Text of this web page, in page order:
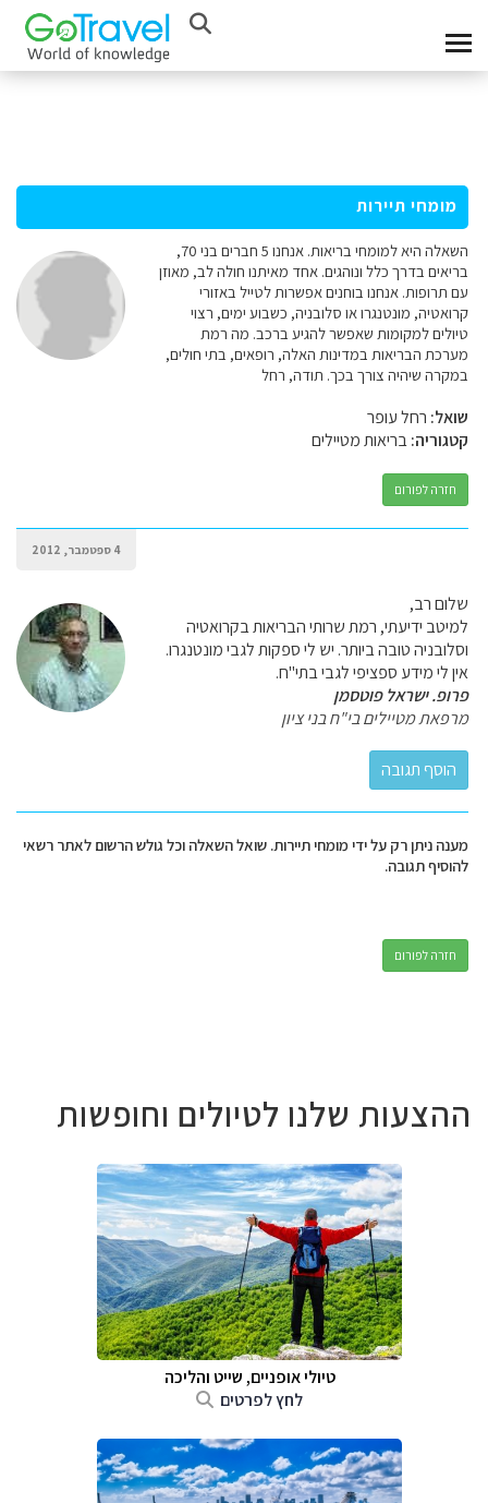
מומחי תיירות
השאלה היא למומחי בריאות. אנחנו 5 חברים בני 70,
בריאים בדרך כלל ונוהגים. אחד מאיתנו חולה לב, מאוזן
עם תרופות. אנחנו בוחנים אפשרות לטייל באזורי
קרואטיה, מונטנגרו או סלובניה, כשבוע ימים, רצוי
טיולים למקומות שאפשר להגיע ברכב. מה רמת
מערכת הבריאות במדינות האלה, רופאים, בתי חולים,
במקרה שיהיה צורך בכך. תודה, רחל
שואל: רחל עופר
קטגוריה:בריאות מטיילים
חזרה לפורום
4 ספטמבר, 2012
שלום רב,
למיטב ידיעתי, רמת שרותי הבריאות בקרואטיה
וסלובניה טובה ביותר. יש לי ספקות לגבי מונטנגרו.
אין לי מידע ספציפי לגבי בתי"ח.
פרופ. ישראל פוטסמן
מרפאת מטיילים בי"ח בני ציון
מענה ניתן רק על ידי מומחי תיירות. שואל השאלה וכל גולש הרשום לאתר רשאי
להוסיף תגובה.
חזרה לפורום
ההצעות שלנו לטיולים וחופשות
טיולי אופניים, שייט והליכה
לחץ לפרטים